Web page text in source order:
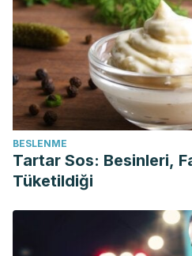
BESLENME
Tartar Sos: Besinleri,
Tüketildiği